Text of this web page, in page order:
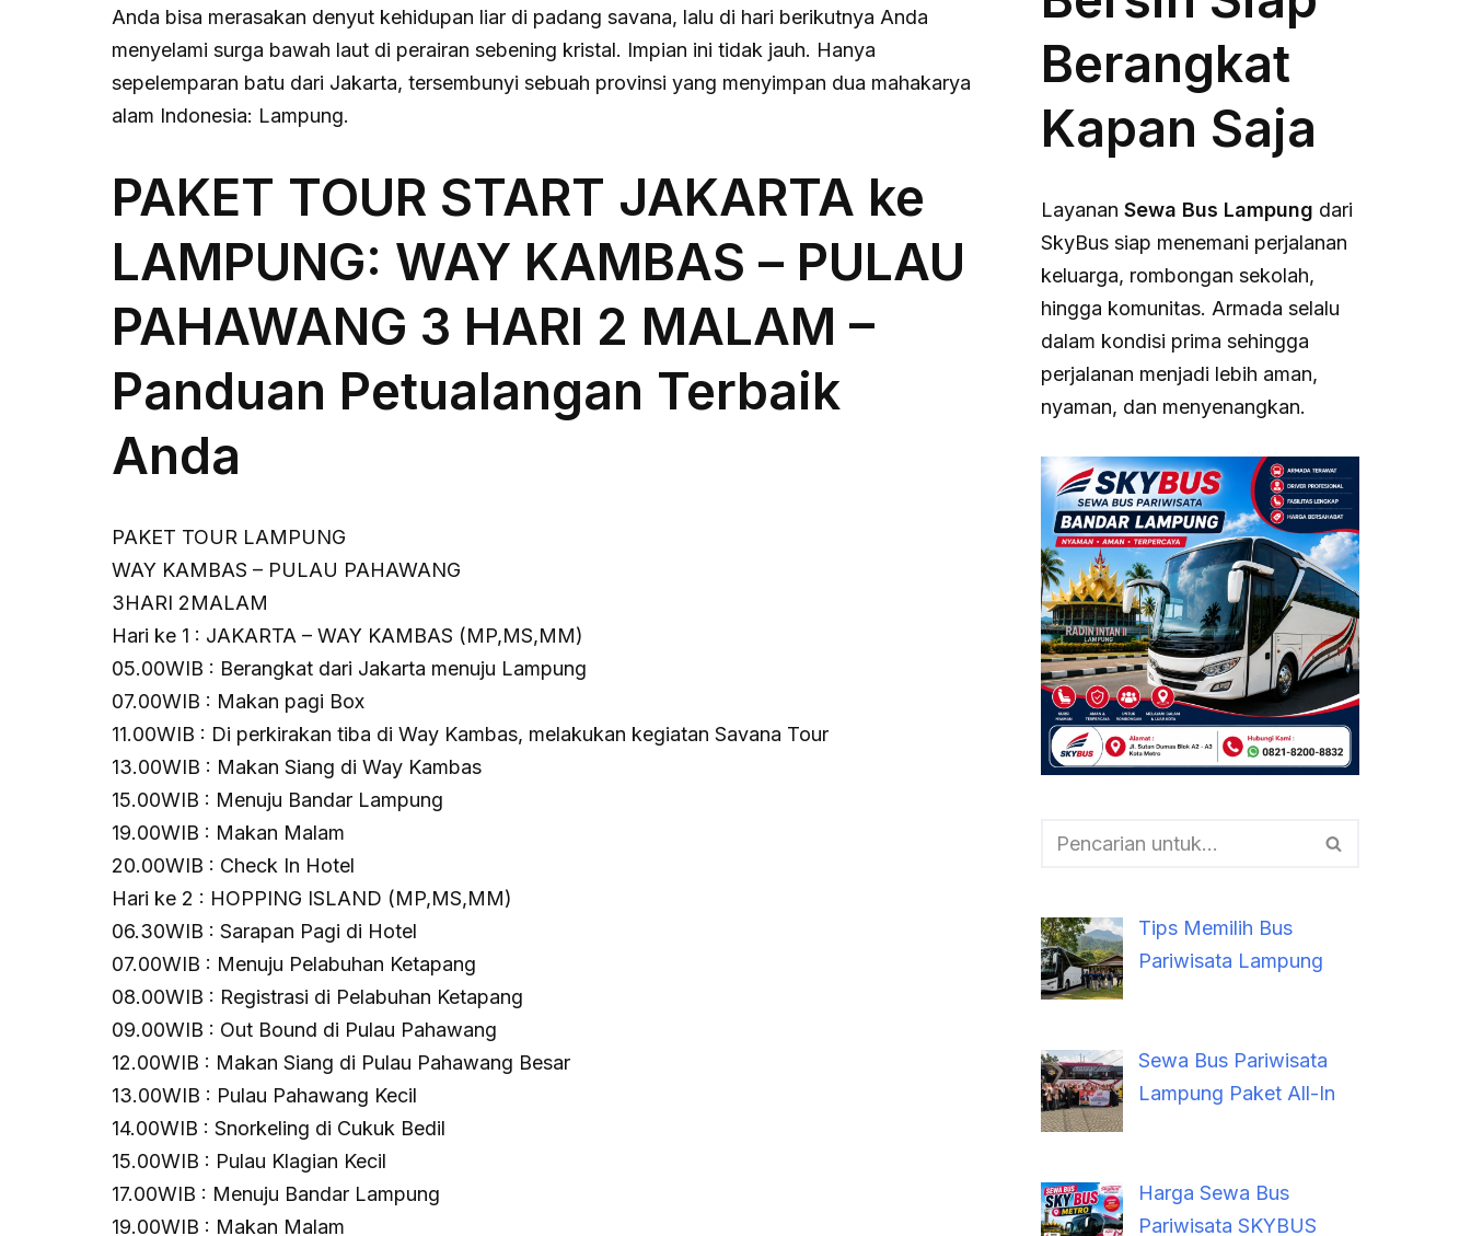
Anda bisa merasakan denyut kehidupan liar di padang savana, lalu di hari berikutnya Anda
menyelami surga bawah laut di perairan sebening kristal. Impian ini tidak jauh. Hanya
sepelemparan batu dari Jakarta, tersembunyi sebuah provinsi yang menyimpan dua mahakarya
alam Indonesia: Lampung.
PAKET TOUR START JAKARTA ke
LAMPUNG: WAY KAMBAS – PULAU
PAHAWANG 3 HARI 2 MALAM –
Panduan Petualangan Terbaik
Anda
PAKET TOUR LAMPUNG
WAY KAMBAS – PULAU PAHAWANG
3HARI 2MALAM
Hari ke 1 : JAKARTA – WAY KAMBAS (MP,MS,MM)
05.00WIB : Berangkat dari Jakarta menuju Lampung
07.00WIB : Makan pagi Box
11.00WIB : Di perkirakan tiba di Way Kambas, melakukan kegiatan Savana Tour
13.00WIB : Makan Siang di Way Kambas
15.00WIB : Menuju Bandar Lampung
19.00WIB : Makan Malam
20.00WIB : Check In Hotel
Hari ke 2 : HOPPING ISLAND (MP,MS,MM)
06.30WIB : Sarapan Pagi di Hotel
07.00WIB : Menuju Pelabuhan Ketapang
08.00WIB : Registrasi di Pelabuhan Ketapang
09.00WIB : Out Bound di Pulau Pahawang
12.00WIB : Makan Siang di Pulau Pahawang Besar
13.00WIB : Pulau Pahawang Kecil
14.00WIB : Snorkeling di Cukuk Bedil
15.00WIB : Pulau Klagian Kecil
17.00WIB : Menuju Bandar Lampung
19.00WIB : Makan Malam
Berangkat
Kapan Saja
Layanan Sewa Bus Lampung dari
SkyBus siap menemani perjalanan
keluarga, rombongan sekolah,
hingga komunitas. Armada selalu
dalam kondisi prima sehingga
perjalanan menjadi lebih aman,
nyaman, dan menyenangkan.
Tips Memilih Bus
Pariwisata Lampung
Sewa Bus Pariwisata
Lampung Paket All-In
Harga Sewa Bus
Pariwisata SKYBUS